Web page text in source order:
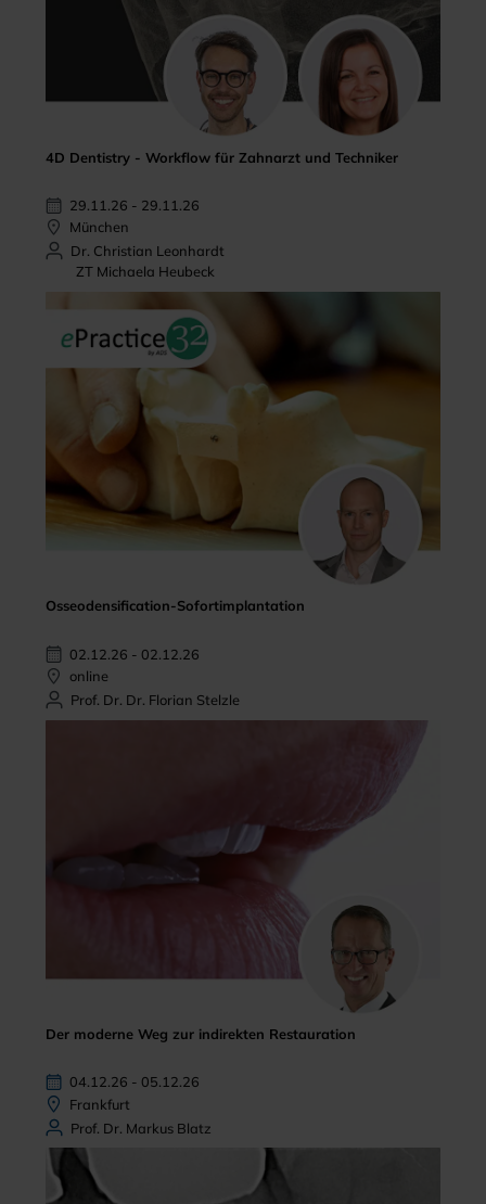
4D Dentistry - Workflow für Zahnarzt und Techniker
29.11.26 - 29.11.26
München
Dr. Christian Leonhardt
ZT Michaela Heubeck
Osseodensification-Sofortimplantation
02.12.26 - 02.12.26
online
Prof. Dr. Dr. Florian Stelzle
Der moderne Weg zur indirekten Restauration
04.12.26 - 05.12.26
Frankfurt
Prof. Dr. Markus Blatz